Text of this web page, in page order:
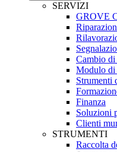
SERVIZI
GROVE
Cambio di
Modulo di
Strumenti
Finanza
Soluzioni
Clienti
STRUMENTI
Raccolta